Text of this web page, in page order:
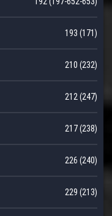
193 (171)
210 (232)
212 (247)
217 (238)
226 (240)
229 (213)